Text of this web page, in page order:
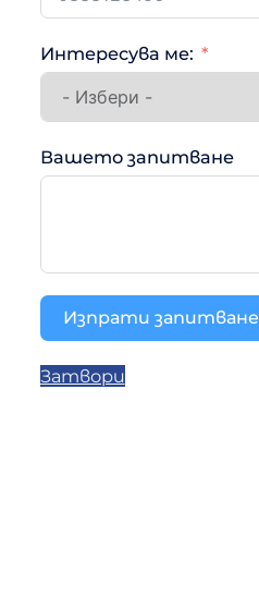
Интересува ме:
Вашето запитване
Изпрати запитване
Затвори